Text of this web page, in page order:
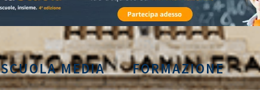
SCUOLA MEDIA FORMAZIONE